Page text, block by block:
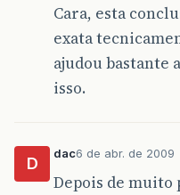
Cara, esta
exata
ajudou bastante
isso.
D
dac6 de abr. de 2009
Depois de muito